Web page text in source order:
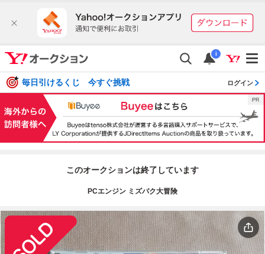
i
毎日引けるくじ 今すぐ挑戦 ログイン
このオークションは終了しています
PCエンジン ミズバク大冒険